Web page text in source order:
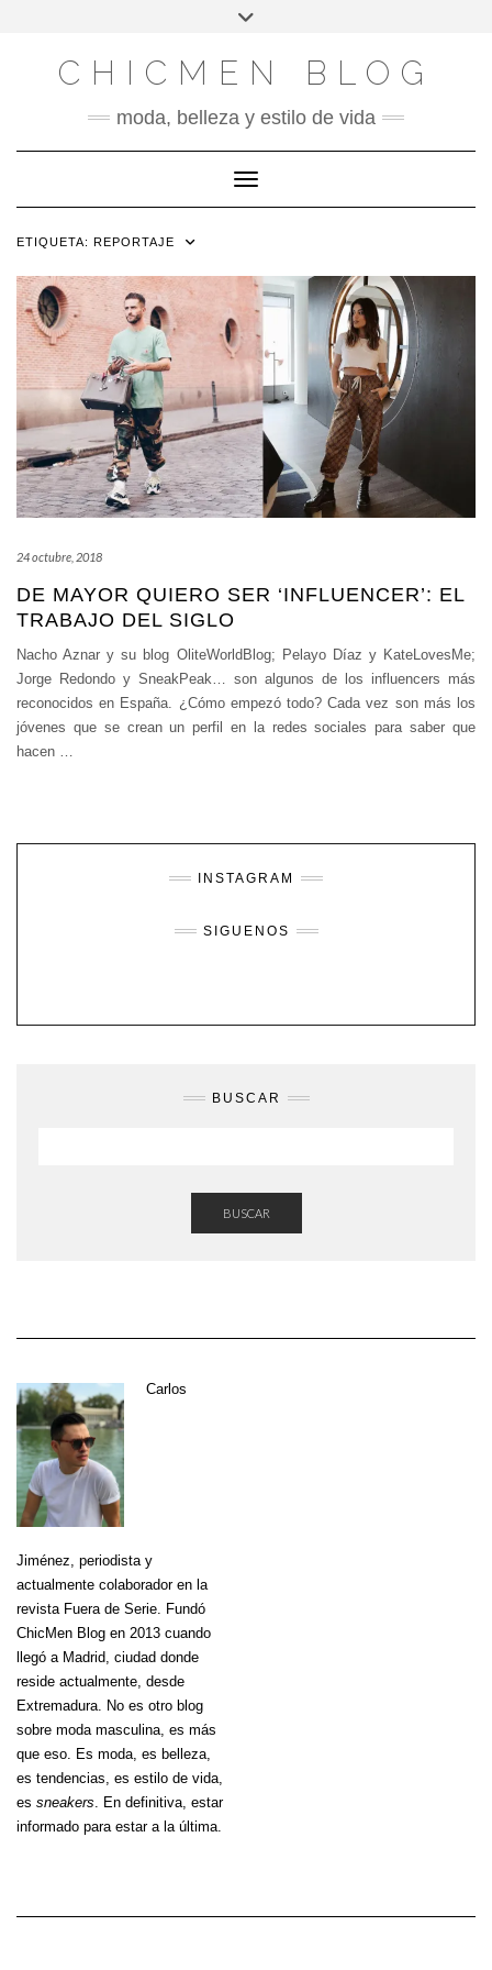
Alternar
cabecera
CHICMEN BLOG
moda, belleza y estilo de vida
Cambiar modo de navegación
ETIQUETA: REPORTAJE
24 octubre, 2018
DE MAYOR QUIERO SER ‘INFLUENCER’: EL
TRABAJO DEL SIGLO
Nacho Aznar y su blog OliteWorldBlog; Pelayo Díaz y KateLovesMe;
Jorge Redondo y SneakPeak… son algunos de los influencers más
reconocidos en España. ¿Cómo empezó todo? Cada vez son más los
jóvenes que se crean un perfil en la redes sociales para saber que
hacen
INSTAGRAM
SIGUENOS
BUSCAR
BUSCAR
Carlos
Jiménez , periodista y
actualmente colaborador en la
revista Fuera de Serie. Fundó
ChicMen Blog en 2013 cuando
llegó a Madrid, ciudad donde
reside actualmente, desde
Extremadura. No es otro blog
sobre moda masculina, es más
que eso. Es moda, es belleza,
es tendencias, es estilo de vida,
es sneakers . En definitiva, estar
informado para estar a la última.